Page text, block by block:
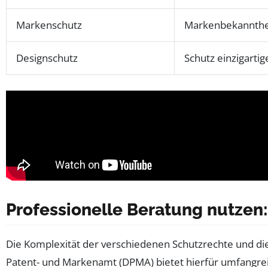
Markenschutz
Designschutz Schutz
Professionelle Beratung
Die Komplexität der verschiedenen Schutzrechte und
Patent- und Markenamt (DPMA) bietet hierfür